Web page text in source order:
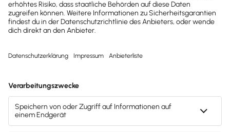
kostenlose Tools für
Unternehmen erhalten?
Dann abonniere unseren